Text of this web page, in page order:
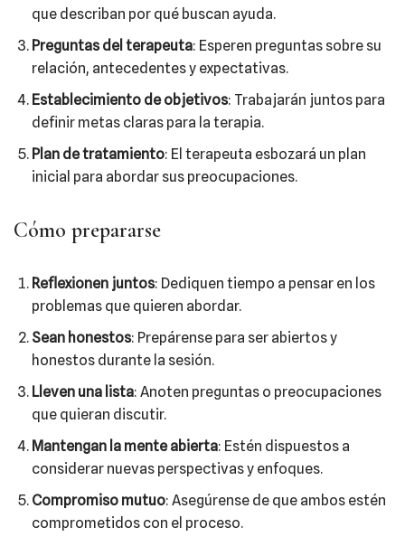
que describan por qué buscan ayuda.
Preguntas del terapeuta: Esperen preguntas sobre su
relación, antecedentes y expectativas.
Establecimiento de objetivos: Trabajarán juntos para
definir metas claras para la terapia.
Plan de tratamiento: El terapeuta esbozará un plan
inicial para abordar sus preocupaciones.
Cómo prepararse
Reflexionen juntos: Dediquen tiempo a pensar en los
problemas que quieren abordar.
Sean honestos: Prepárense para ser abiertos y
honestos durante la sesión.
Lleven una lista: Anoten preguntas o preocupaciones
que quieran discutir.
Mantengan la mente abierta: Estén dispuestos a
considerar nuevas perspectivas y enfoques.
Compromiso mutuo: Asegúrense de que ambos estén
comprometidos con el proceso.